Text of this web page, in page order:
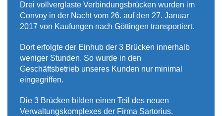
Drei vollverglaste Verbindungsbrücken wurden im
Convoy in der Nacht vom 26. auf den 27. Januar
2017 von Kaufungen nach Göttingen transportiert.
Dort erfolgte der Einhub der 3 Brücken innerhalb
weniger Stunden. So wurde in den
Geschäftsbetrieb unseres Kunden nur minimal
eingegriffen.
Die 3 Brücken bilden einen Teil des neuen
Verwaltungskomplexes der Firma Sartorius.